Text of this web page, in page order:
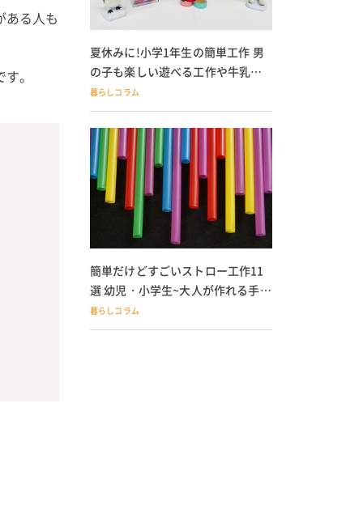
ある人も
。
夏休みに!小学1年生の簡単工作 男
の子も楽しい遊べる工作や牛乳パ
ック貯金箱も
暮らしコラム
簡単だけどすごいストロー工作11
選 幼児・小学生~大人が作れる手作
りおもちゃ
暮らしコラム